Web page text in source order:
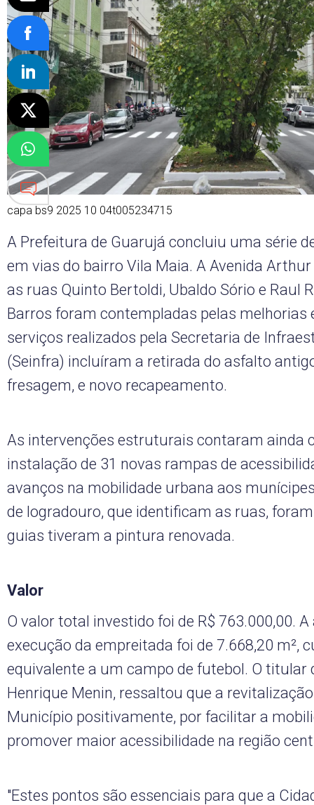
capa bs9 2025 10 04t005234715
A Prefeitura de Guarujá concluiu uma série
em vias do bairro Vila Maia. A Avenida
as ruas Quinto Bertoldi, Ubaldo Sório e Raul
Barros foram contempladas pelas melhorias
serviços realizados pela Secretaria de
(Seinfra) incluíram a retirada do asfalto
fresagem, e novo recapeamento.
As intervenções estruturais contaram ainda
instalação de 31 novas rampas de
avanços na mobilidade urbana aos
de logradouro, que identificam as ruas,
guias tiveram a pintura renovada.
Valor
O valor total investido foi de R$ 763.000,00. A
execução da empreitada foi de 7.668,20 m²,
equivalente a um campo de futebol. O titular
Henrique Menin, ressaltou que a
Município positivamente, por facilitar a
promover maior acessibilidade na região
"Estes pontos são essenciais para que a